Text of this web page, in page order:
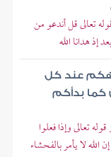
تعالى قل أندعو من
إذ هدانا الله
عند كل
كما بدأكم
تعالى وإذا فعلوا
الله لا يأمر بالفحشاء